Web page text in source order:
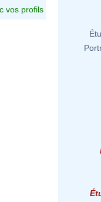
vos profils